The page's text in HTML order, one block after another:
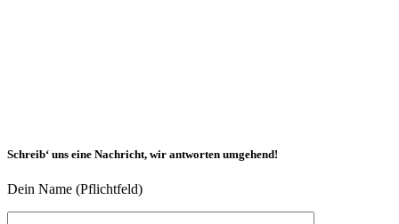
Schreib‘ uns eine Nachricht, wir antworten umgehend!
Dein Name (Pflichtfeld)